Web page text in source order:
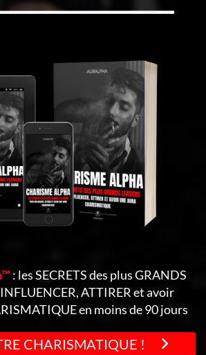
: les SECRETS des plus GRANDS
ATTIRER et avoir
en moins de 90 jours
CHARISMATIQUE !